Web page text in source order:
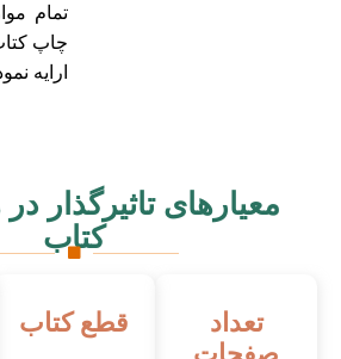
تمام
چاپ
ارایه
معیارهای تاثیرگذار
کتاب
تعداد
قطع کتاب